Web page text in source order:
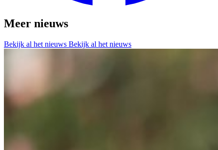
Meer nieuws
Bekijk al het nieuws Bekijk al het nieuws